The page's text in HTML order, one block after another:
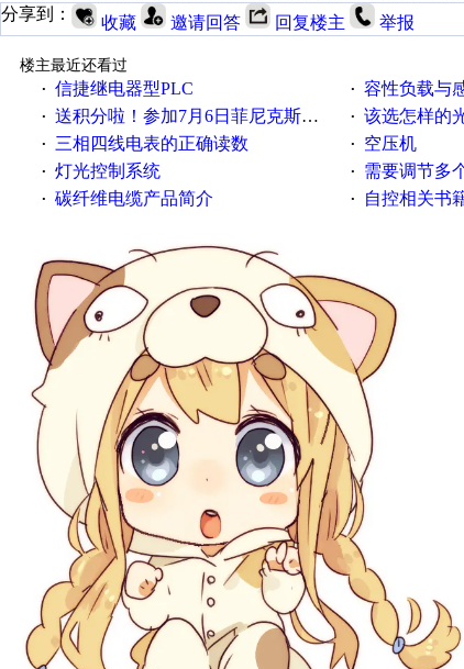
分享到：
收藏 邀请回答 回复楼主 举报
楼主最近还看过
· 信捷继电器型PLC · 容性负载与感
· 送积分啦！参加7月6日菲尼克斯在线研讨会即得 · 该选怎样的
· 三相四线电表的正确读数 · 空压机
· 灯光控制系统 · 需要调节多个
· 碳纤维电缆产品简介 · 自控相关书